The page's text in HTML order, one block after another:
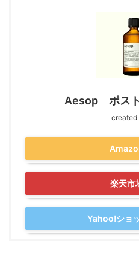
Aesop ポス
created
楽天市
Yahoo!ショ